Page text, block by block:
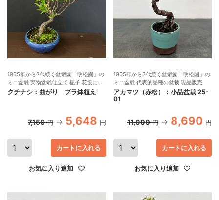
1955年から3代続く盆栽園「明松園」の
ミニ盆栽 実物盆栽仕立て 梔子 花後に黄
橙色の実がつく
クチナシ：曲がり プラ鉢植え
7,150 円 5,648 円
カートに入れる
お気に入り追加
1955年から3代続く盆栽園「明松園」の
ミニ盆栽 代表的品種の盆栽 現品販売
アカマツ（赤松）：小品盆栽 25-
01
11,000 円 8,690 円
カートに入れる
お気に入り追加